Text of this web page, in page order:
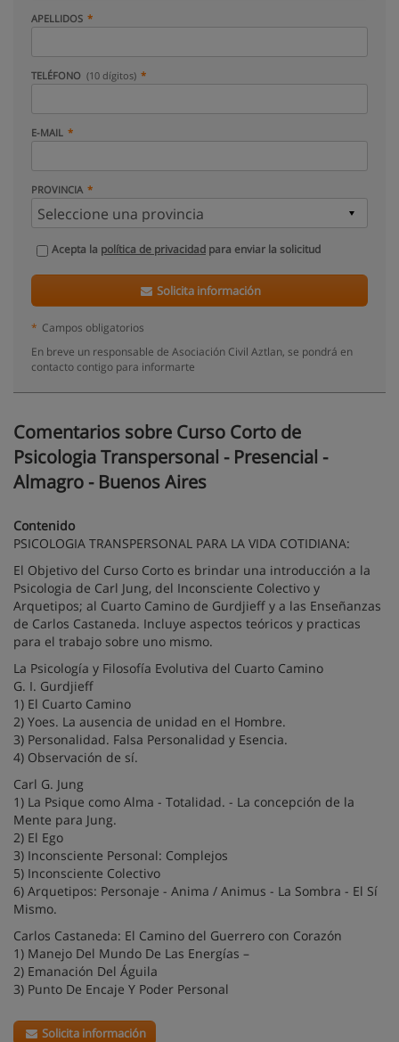
APELLIDOS
TELÉFONO (10 dígitos)
E-MAIL
PROVINCIA
Acepta la política de privacidad para enviar la solicitud
Solicita información
* Campos obligatorios
En breve un responsable de Asociación Civil Aztlan, se pondrá en
contacto contigo para informarte
Comentarios sobre Curso Corto de
Psicologia Transpersonal - Presencial -
Almagro - Buenos Aires
Contenido
PSICOLOGIA TRANSPERSONAL PARA LA VIDA COTIDIANA:
El Objetivo del Curso Corto es brindar una introducción a la
Psicologia de Carl Jung, del Inconsciente Colectivo y
Arquetipos; al Cuarto Camino de Gurdjieff y a las Enseñanzas
de Carlos Castaneda. Incluye aspectos teóricos y practicas
para el trabajo sobre uno mismo.
La Psicología y Filosofía Evolutiva del Cuarto Camino
G. I. Gurdjieff
1) El Cuarto Camino
2) Yoes. La ausencia de unidad en el Hombre.
3) Personalidad. Falsa Personalidad y Esencia.
4) Observación de sí.
Carl G. Jung
1) La Psique como Alma - Totalidad. - La concepción de la
Mente para Jung.
2) El Ego
3) Inconsciente Personal: Complejos
5) Inconsciente Colectivo
6) Arquetipos: Personaje - Anima / Animus - La Sombra - El Sí
Mismo.
Carlos Castaneda: El Camino del Guerrero con Corazón
1) Manejo Del Mundo De Las Energías –
2) Emanación Del Águila
3) Punto De Encaje Y Poder Personal
Solicita información